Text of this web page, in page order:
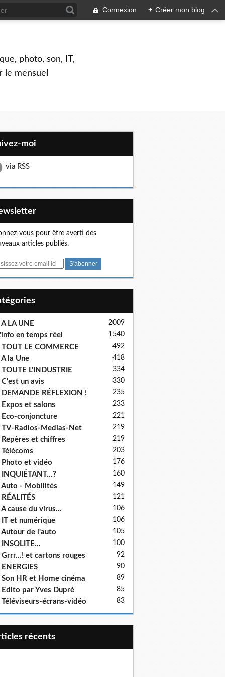
Connexion + Créer mon blog
photo, son, IT,
le mensuel
moi
via RSS
vous pour être averti des
articles publiés.
LA UNE 2009
en temps réel 1540
LE COMMERCE 492
la Une 418
L'INDUSTRIE 334
un avis 330
RÉFLEXION ! 235
et salons 233
conjoncture 221
Radios-Medias-Net 219
et chiffres 219
203
et vidéo 176
160
Auto - Mobilités 149
121
cause du virus... 106
et numérique 106
de l'auto 105
100
et cartons rouges 92
90
HR et Home cinéma 89
par Yves Dupré 85
écrans-vidéo 83
récents